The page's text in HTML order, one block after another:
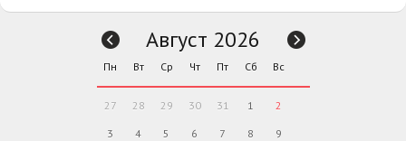
Август 2026
Пн Вт Ср Чт Пт Сб Вс
27 28 29 30 31 1 2
3 4 5 6 7 8 9